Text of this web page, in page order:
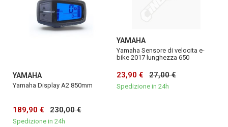
YAMAHA
Yamaha Display A2 850mm
189,90 € 230,00 €
Spedizione in 24h
YAMAHA
Yamaha Sensore di velocita e-
bike 2017 lunghezza 650
23,90 € 27,00 €
Spedizione in 24h